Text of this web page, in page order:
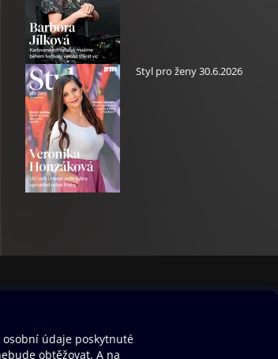
Styl pro ženy 30.6.2026